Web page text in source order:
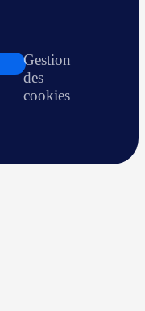
Gestion
des
cookies